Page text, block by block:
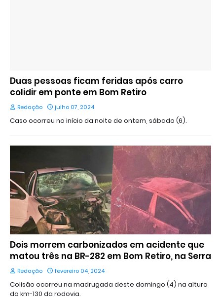
Duas pessoas ficam feridas após carro
colidir em ponte em Bom Retiro
Redação julho 07, 2024
Caso ocorreu no início da noite de ontem, sábado (6).
Dois morrem carbonizados em acidente que
matou três na BR-282 em Bom Retiro, na Serra
Redação fevereiro 04, 2024
Colisão ocorreu na madrugada deste domingo (4) na altura
do km-130 da rodovia.